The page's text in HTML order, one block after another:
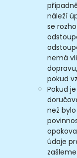
náleží
se
nemá
pokud
Pokud
než
údaje